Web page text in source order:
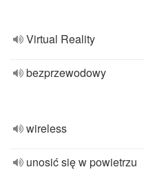
Virtual Reality
bezprzewodowy
wireless
unosić się w powietrzu